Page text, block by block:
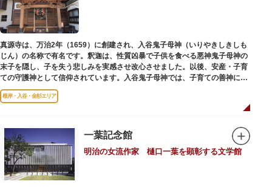
真源寺は、万治2年（1659）に創建され、入谷鬼子母神（いりやきしきしも
じん）の名称で有名です。釈迦は、性質凶暴で子供を食べる悪神鬼子母神の
末子を隠し、子を失う悲しみを実感させ改心させました。以後、安産・子育
ての守護神として信仰されています。入谷鬼子母神では、子育ての善神にな
った由来からツノのない「おに」の文字を使っています。
根岸・入谷・金杉エリア
一葉記念館
明治の女流作家 樋口一葉を顕彰する文学館